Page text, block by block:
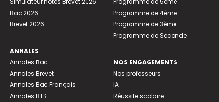
Bac 2026
Brevet 2026
ANNALES
Annales Bac
Annales Brevet
Annales Bac Français
Annales BTS
Programme de 4ème
Programme de 3ème
Programme de Seconde
NOS ENGAGEMENTS
Nos professeurs
IA
Réussite scolaire